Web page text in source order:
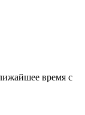
время с